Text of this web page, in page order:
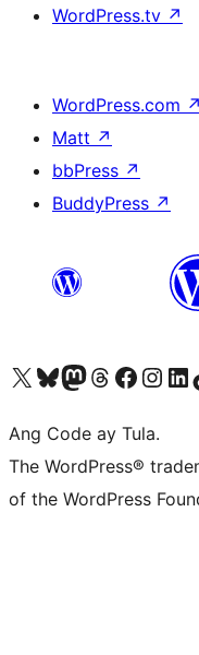
WordPress.tv ↗
WordPress.com ↗
Matt ↗
bbPress ↗
BuddyPress ↗
Visit our X (formerly Twitter) account
Bisitahin ang aming Bluesky account
Visit our Mastodon account
Bisitahin ang aming Threads account
Visit our Facebook page
Visit ourVisit
Ang Code ay Tula.
The WordPress®
of the WordPress